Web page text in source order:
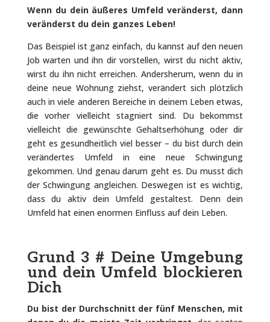
Wenn du dein äußeres Umfeld veränderst, dann
veränderst du dein ganzes Leben!
Das Beispiel ist ganz einfach, du kannst auf den neuen
Job warten und ihn dir vorstellen, wirst du nicht aktiv,
wirst du ihn nicht erreichen. Andersherum, wenn du in
deine neue Wohnung ziehst, verändert sich plötzlich
auch in viele anderen Bereiche in deinem Leben etwas,
die vorher vielleicht stagniert sind. Du bekommst
vielleicht die gewünschte Gehaltserhöhung oder dir
geht es gesundheitlich viel besser – du bist durch dein
verändertes Umfeld in eine neue Schwingung
gekommen. Und genau darum geht es. Du musst dich
der Schwingung angleichen. Deswegen ist es wichtig,
dass du aktiv dein Umfeld gestaltest. Denn dein
Umfeld hat einen enormen Einfluss auf dein Leben.
Grund 3 # Deine Umgebung
und dein Umfeld blockieren
Dich
Du bist der Durchschnitt der fünf Menschen, mit